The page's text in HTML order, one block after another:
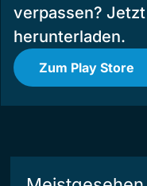
verpassen?
herunterladen.
Zum Play Store